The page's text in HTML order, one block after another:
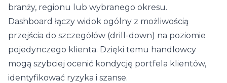
branży, regionu lub wybranego okresu.
Dashboard łączy widok ogólny z możliwością
przejścia do szczegółów (drill-down) na poziomie
pojedynczego klienta. Dzięki temu handlowcy
mogą szybciej ocenić kondycję portfela klientów,
identyfikować ryzyka i szanse.